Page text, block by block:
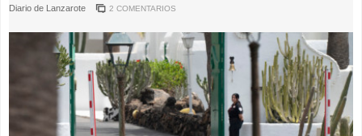
Diario de Lanzarote 2 COMENTARIOS